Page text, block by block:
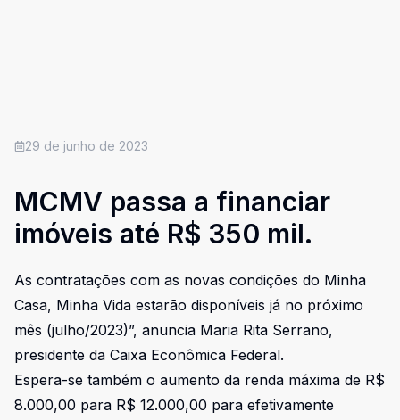
29 de junho de 2023
MCMV passa a financiar
imóveis até R$ 350 mil.
As contratações com as novas condições do Minha
Casa, Minha Vida estarão disponíveis já no próximo
mês (julho/2023)”, anuncia Maria Rita Serrano,
presidente da Caixa Econômica Federal.
Espera-se também o aumento da renda máxima de R$
8.000,00 para R$ 12.000,00 para efetivamente